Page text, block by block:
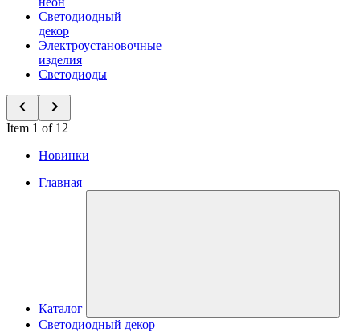
Светодиодный
декор
Электроустановочные
изделия
Светодиоды
Item 1 of 12
Новинки
Главная
Каталог
Светодиодный декор